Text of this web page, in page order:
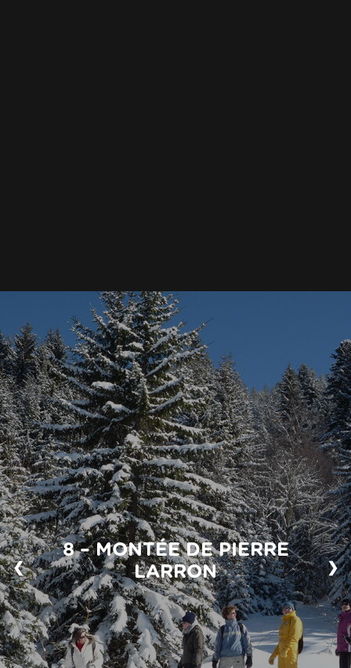
8 – MONTÉE DE PIERRE
LARRON
❮ ❯